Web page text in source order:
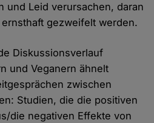
und Leid verursachen, daran
gezweifelt werden.
Diskussionsverlauf
und Veganern ähnelt
zwischen
Studien, die die positiven
die negativen Effekte von